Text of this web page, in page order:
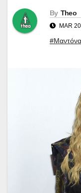
By Theo
MAR
#Μαντόνα